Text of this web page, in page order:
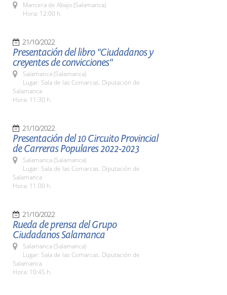
Mancera de Abajo (Salamanca)
Hora: 12:00 h.
21/10/2022
Presentación del libro "Ciudadanos y
creyentes de convicciones"
Salamanca (Salamanca)
Lugar: Sala de las Comarcas. Diputación de
Salamanca
Hora: 11:30 h.
21/10/2022
Presentación del 10 Circuito Provincial
de Carreras Populares 2022-2023
Salamanca (Salamanca)
Lugar: Sala de las Comarcas. Diputación de
Salamanca
Hora: 11:00 h.
21/10/2022
Rueda de prensa del Grupo
Ciudadanos Salamanca
Salamanca (Salamanca)
Lugar: Sala de las Comarcas. Diputación de
Salamanca
Hora: 10:45 h.